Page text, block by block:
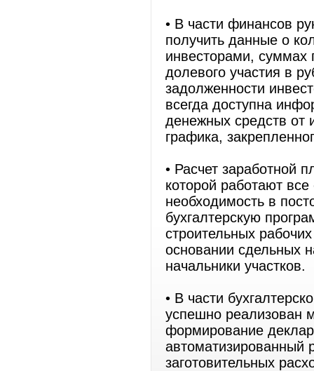
• В части финансов
получить данные о
инвесторами, суммах
долевого участия в
задолженности
всегда доступна
денежных средств от
графика,
• Расчет заработной
которой работают
необходимость в
бухгалтерскую
строительных
основании сдельных
начальники участков.
• В части
успешно реализован
формирование
автоматизированный
заготовительных